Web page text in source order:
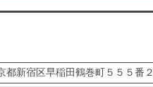
都新宿区早稲田鶴巻町５５５番２